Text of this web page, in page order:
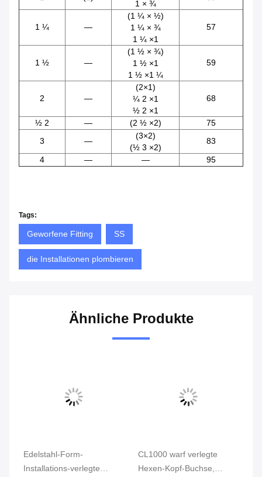
1 × ¾
1 ¼ —
(1 ¼ × ½)
1 ¼ × ¾
1 ¼ ×1
57
1 ½ —
(1 ½ × ¾)
1 ½ ×1
1 ½ ×1 ¼
59
2 —
(2×1)
¼ 2 ×1
½ 2 ×1
68
½ 2 — (2 ½ ×2)
75
3
—
(3×2)
(½ 3 ×2)
83
4
— — 95
Tags:
Geworfene Fitting SS
die Installationen plombieren
Ähnliche Produkte
Edelstahl-Form-
Installations-verlegte
CL1000 warf verlegte
Hexen-Kopf-Buchse,